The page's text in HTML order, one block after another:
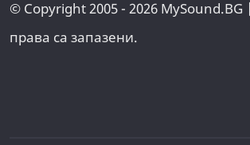
© Copyright 2005 - 2026
права са запазени.